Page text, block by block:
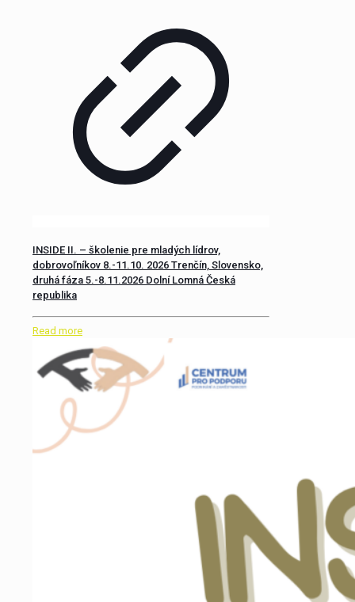
INSIDE II. – školenie pre mladých lídrov,
dobrovoľníkov 8.-11.10. 2026 Trenčín, Slovensko,
druhá fáza 5.-8.11.2026 Dolní Lomná Česká
republika
Read more